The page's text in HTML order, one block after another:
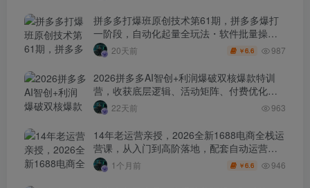
拼多多打爆班原创技术第61期，拼多多爆打
一阶段，自动化起量全玩法・软件批量操
作・投产优化・大促矩阵实战课
20天前 ￥6.6 987
2026拼多多AI智创+利润爆破双核爆款特训
营，收获底层逻辑、活动矩阵、付费优化、
0-1打爆SOP
22天前 963
14年老运营亲授，2026全新1688电商全栈运
营课，从入门到高阶落地，配套自动运营表
+工具包+直播诊断等
1个月前 ￥6.6 946